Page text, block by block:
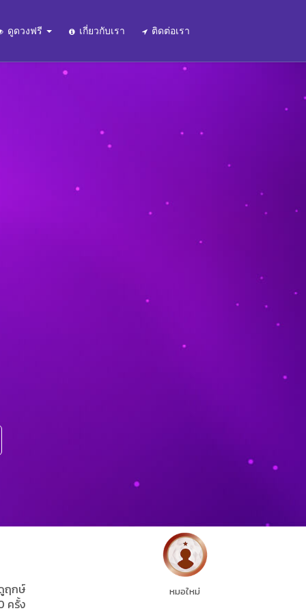
ดูดวงฟรี เกี่ยวกับเรา ติดต่อเรา
ฤกษ์
ครั้ง
หมอใหม่